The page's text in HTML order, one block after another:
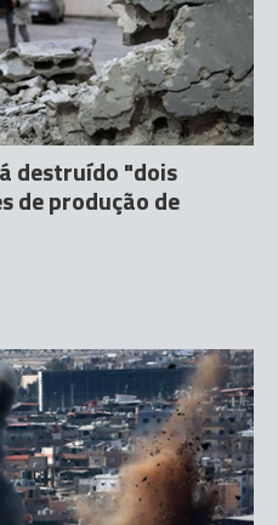
destruído "dois
de produção de